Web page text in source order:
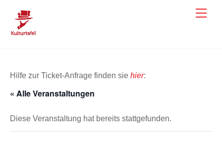
content
Hilfe zur Ticket-Anfrage finden sie hier:
« Alle Veranstaltungen
Diese Veranstaltung hat bereits stattgefunden.